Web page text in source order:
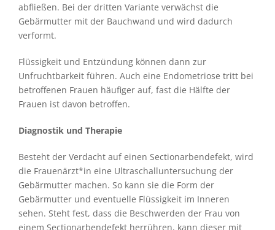
abfließen. Bei der dritten Variante verwächst die
Gebärmutter mit der Bauchwand und wird dadurch
verformt.
Flüssigkeit und Entzündung können dann zur
Unfruchtbarkeit führen. Auch eine Endometriose tritt bei
betroffenen Frauen häufiger auf, fast die Hälfte der
Frauen ist davon betroffen.
Diagnostik und Therapie
Besteht der Verdacht auf einen Sectionarbendefekt, wird
die Frauenärzt*in eine Ultraschalluntersuchung der
Gebärmutter machen. So kann sie die Form der
Gebärmutter und eventuelle Flüssigkeit im Inneren
sehen. Steht fest, dass die Beschwerden der Frau von
einem Sectionarbendefekt herrühren, kann dieser mit